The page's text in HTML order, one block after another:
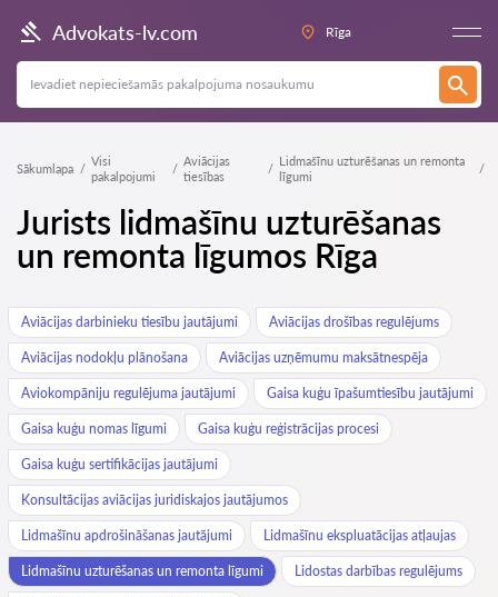
Advokats-lv.com Rīga
Sākumlapa
Visi
pakalpojumi
Aviācijas
tiesības
Lidmašīnu uzturēšanas un remonta
līgumi
Jurists lidmašīnu uzturēšanas
un remonta līgumos Rīga
Aviācijas darbinieku tiesību jautājumi Aviācijas drošības regulējums
Aviācijas nodokļu plānošana Aviācijas uzņēmumu maksātnespēja
Aviokompāniju regulējuma jautājumi Gaisa kuģu īpašumtiesību jautājumi
Gaisa kuģu nomas līgumi Gaisa kuģu reģistrācijas procesi
Gaisa kuģu sertifikācijas jautājumi
Konsultācijas aviācijas juridiskajos jautājumos
Lidmašīnu apdrošināšanas jautājumi Lidmašīnu ekspluatācijas atļaujas
Lidmašīnu uzturēšanas un remonta līgumi Lidostas darbības regulējums